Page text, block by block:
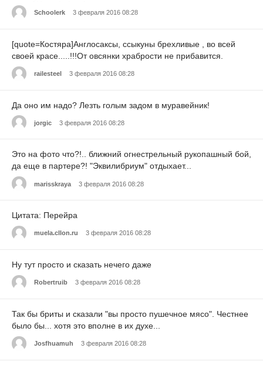
Schoolerk 3 февраля 2016 08:28
[quote=Костяра]Англосаксы, ссыкуны брехливые , во всей
своей красе.....!!!От овсянки храбрости не прибавится.
railesteel 3 февраля 2016 08:28
Да оно им надо? Лезть голым задом в муравейник!
jorgic 3 февраля 2016 08:28
Это на фото что?!.. ближний огнестрельный рукопашный бой,
да еще в партере?! "Эквилибриум" отдыхает...
marisskraya 3 февраля 2016 08:28
Цитата: Перейра
muela.cllon.ru 3 февраля 2016 08:28
Ну тут просто и сказать нечего даже
Robertruib 3 февраля 2016 08:28
Так бы бриты и сказали "вы просто пушечное мясо". Честнее
было бы... хотя это вполне в их духе...
Josfhuamuh 3 февраля 2016 08:28